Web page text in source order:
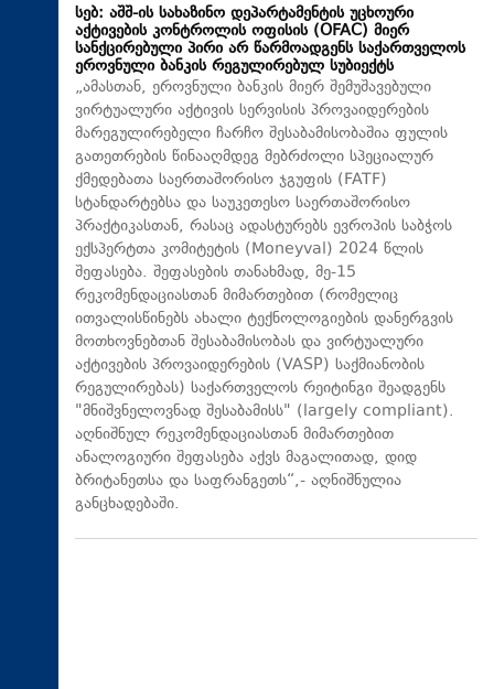
სებ: აშშ-ის სახაზინო დეპარტამენტის უცხოური
აქტივების კონტროლის ოფისის (OFAC) მიერ
სანქცირებული პირი არ წარმოადგენს საქართველოს
ეროვნული ბანკის რეგულირებულ სუბიექტს
„ამასთან, ეროვნული ბანკის მიერ შემუშავებული
ვირტუალური აქტივის სერვისის პროვაიდერების
მარეგულირებელი ჩარჩო შესაბამისობაშია ფულის
გათეთრების წინააღმდეგ მებრძოლი სპეციალურ
ქმედებათა საერთაშორისო ჯგუფის (FATF)
სტანდარტებსა და საუკეთესო საერთაშორისო
პრაქტიკასთან, რასაც ადასტურებს ევროპის საბჭოს
ექსპერტთა კომიტეტის (Moneyval) 2024 წლის
შეფასება. შეფასების თანახმად, მე-15
რეკომენდაციასთან მიმართებით (რომელიც
ითვალისწინებს ახალი ტექნოლოგიების დანერგვის
მოთხოვნებთან შესაბამისობას და ვირტუალური
აქტივების პროვაიდერების (VASP) საქმიანობის
რეგულირებას) საქართველოს რეიტინგი შეადგენს
"მნიშვნელოვნად შესაბამისს" (largely compliant).
აღნიშნულ რეკომენდაციასთან მიმართებით
ანალოგიური შეფასება აქვს მაგალითად, დიდ
ბრიტანეთსა და საფრანგეთს“,- აღნიშნულია
განცხადებაში.